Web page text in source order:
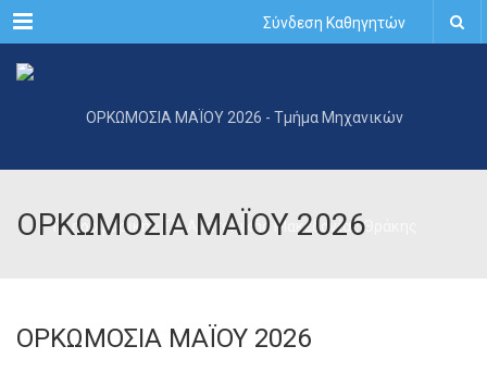
Menu Σύνδεση Καθηγητών
ΟΡΚΩΜΟΣΙΑ ΜΑΪΟΥ 2026
ΟΡΚΩΜΟΣΙΑ ΜΑΪΟΥ 2026